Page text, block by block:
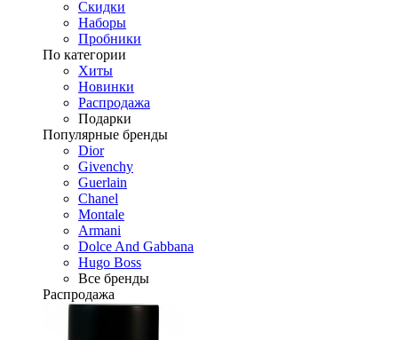
Скидки
Наборы
Пробники
По категории
Хиты
Новинки
Распродажа
Подарки
Популярные бренды
Dior
Givenchy
Guerlain
Chanel
Montale
Armani
Dolce And Gabbana
Hugo Boss
Все бренды
Распродажа